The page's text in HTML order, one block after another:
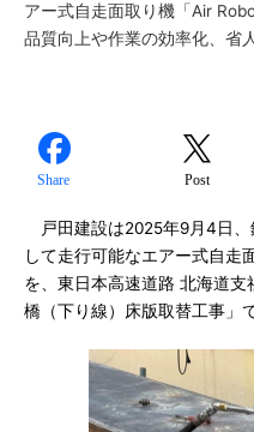
アー式自走面取り機「Air
品質向上や作業の効率化、省
Share Post
戸田建設は2025年9月4日、
して走行可能なエアー式自走
を、東日本高速道路 北海道
橋（下り線）床版取替工事」